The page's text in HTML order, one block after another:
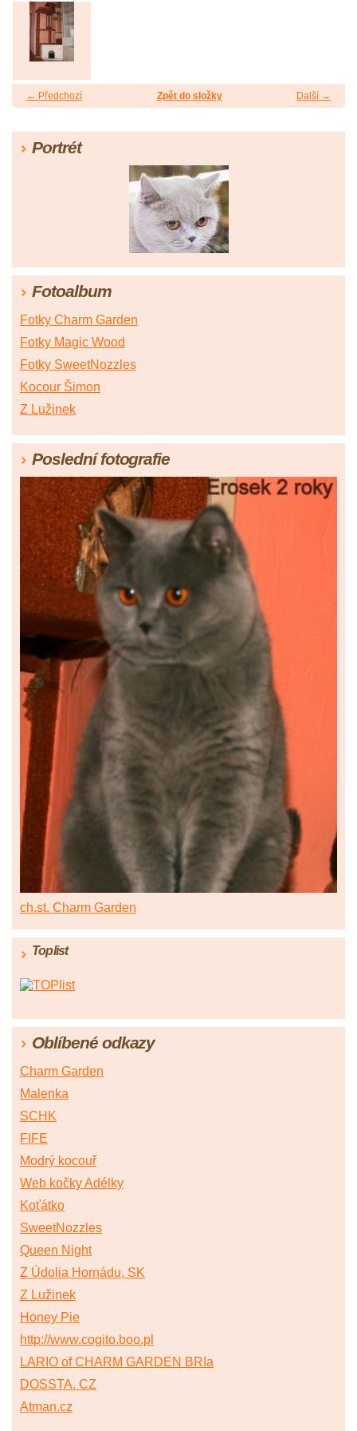
← Předchozí Další →
Zpět do složky
Portrét
Fotoalbum
Fotky Charm Garden
Fotky Magic Wood
Fotky SweetNozzles
Kocour Šimon
Z Lužinek
Poslední fotografie
ch.st. Charm Garden
Toplist
Oblíbené odkazy
Charm Garden
Malenka
SCHK
FIFE
Modrý kocouř
Web kočky Adélky
Koťátko
SweetNozzles
Queen Night
Z Údolia Hornádu, SK
Z Lužinek
Honey Pie
http://www.cogito.boo.pl
LARIO of CHARM GARDEN BRIa
DOSSTA. CZ
Atman.cz